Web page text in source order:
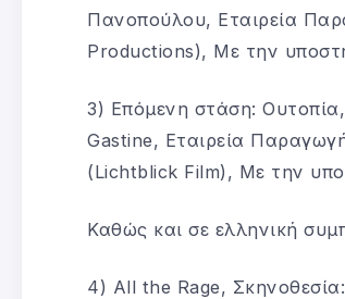
Πανοπούλου, Εταιρεία
Productions), Με την
3) Επόμενη στάση:
Gastine, Εταιρεία
(Lichtblick Film), Με την
Καθώς και σε ελληνική
4) All the Rage,